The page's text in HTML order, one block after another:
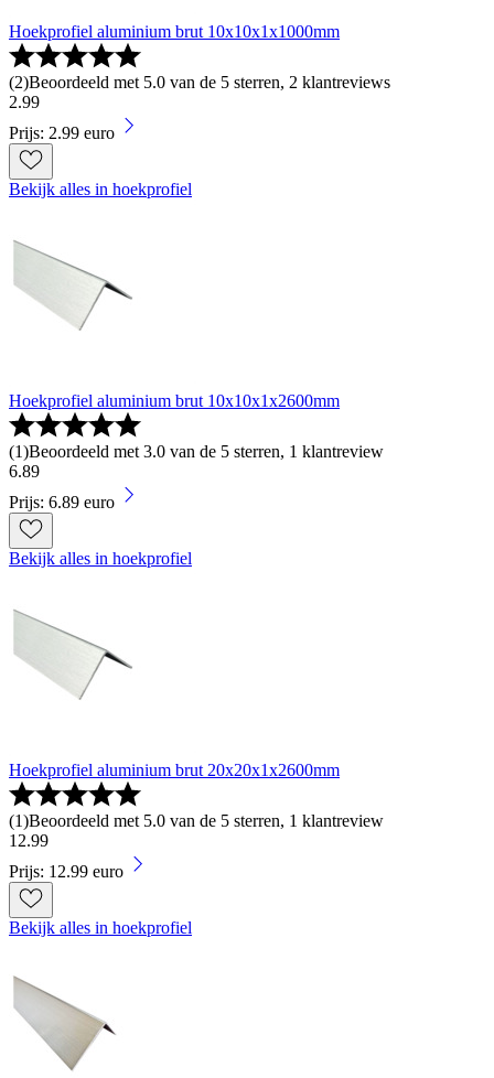
Hoekprofiel aluminium brut 10x10x1x1000mm
(2)Beoordeeld met 5.0 van de 5 sterren, 2 klantreviews
2.99
Prijs: 2.99 euro
Bekijk alles in hoekprofiel
Hoekprofiel aluminium brut 10x10x1x2600mm
(1)Beoordeeld met 3.0 van de 5 sterren, 1 klantreview
6.89
Prijs: 6.89 euro
Bekijk alles in hoekprofiel
Hoekprofiel aluminium brut 20x20x1x2600mm
(1)Beoordeeld met 5.0 van de 5 sterren, 1 klantreview
12.99
Prijs: 12.99 euro
Bekijk alles in hoekprofiel